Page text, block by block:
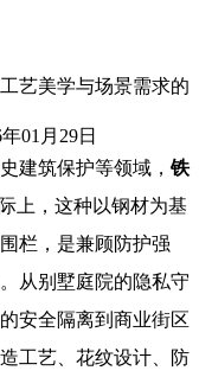
艺美学与场景需求的
01月29日
筑保护等领域， 铁
上，这种以钢材为基
栏，是兼顾防护强
从别墅庭院的隐私守
安全隔离到商业街区
工艺、花纹设计、防